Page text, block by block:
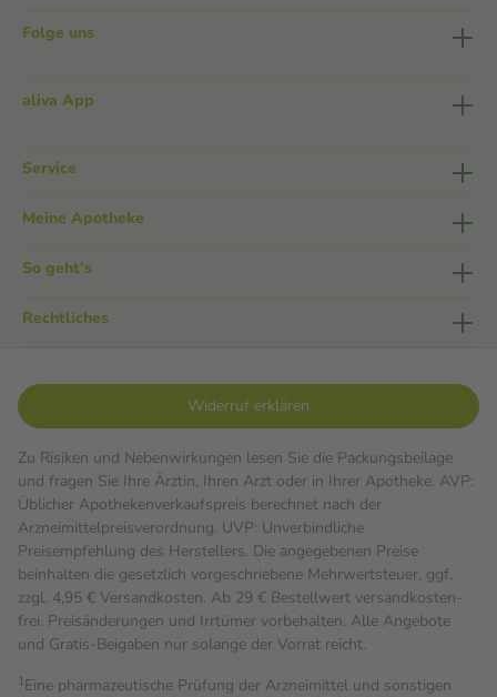
Folge uns
aliva App
Service
Meine Apotheke
So geht's
Rechtliches
Widerruf erklären
Zu Risiken und Nebenwirkungen lesen Sie die Packungsbeilage
und fragen Sie Ihre Ärztin, Ihren Arzt oder in Ihrer Apotheke. AVP:
Üblicher Apothekenverkaufspreis berechnet nach der
Arzneimittelpreisverordnung. UVP: Unverbindliche
Preisempfehlung des Herstellers. Die angegebenen Preise
beinhalten die gesetzlich vorgeschriebene Mehrwertsteuer, ggf.
zzgl. 4,95 € Versandkosten. Ab 29 € Bestell­wert versand­kosten­
frei. Preisänderungen und Irrtümer vorbehalten. Alle Angebote
und Gratis-Beigaben nur solange der Vorrat reicht.
1Eine pharmazeutische Prüfung der Arzneimittel und sonstigen